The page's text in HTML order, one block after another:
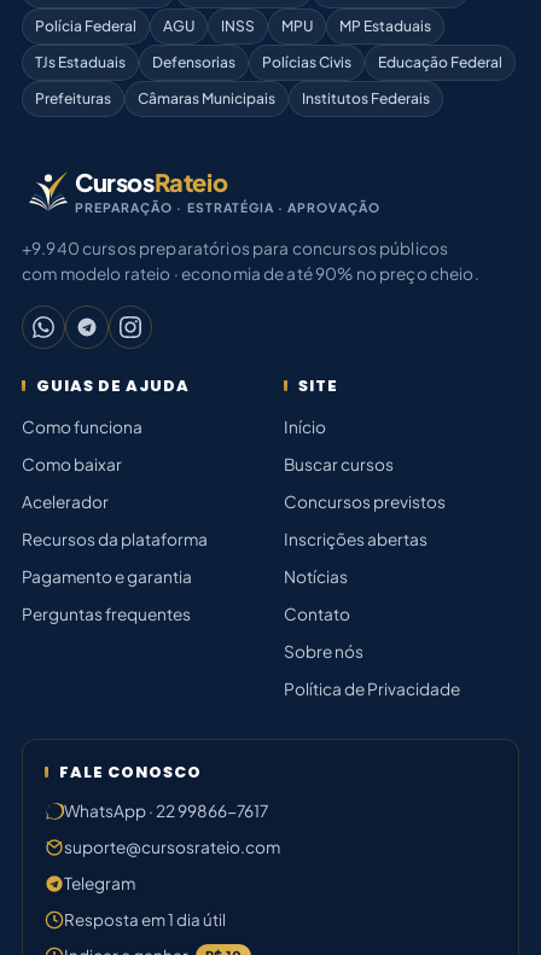
Polícia Federal
AGU INSS MPU
MP Estaduais
TJs Estaduais
Defensorias Polícias Civis
Educação Federal
Prefeituras
Câmaras Municipais Institutos Federais
CursosRateio
PREPARAÇÃO · ESTRATÉGIA · APROVAÇÃO
+9.940 cursos preparatórios para concursos públicos
com modelo rateio · economia de até 90% no preço cheio.
GUIAS DE AJUDA
Como funciona
Como baixar
Acelerador
Recursos da plataforma
Pagamento e garantia
Perguntas frequentes
SITE
Início
Buscar cursos
Concursos previstos
Inscrições abertas
Notícias
Contato
Sobre nós
Política de Privacidade
FALE CONOSCO
WhatsApp · 22 99866-7617
suporte@cursosrateio.com
Telegram
Resposta em 1 dia útil